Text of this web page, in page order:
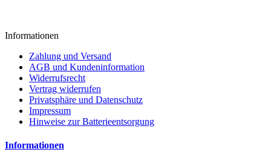
Informationen
Zahlung und Versand
AGB und Kundeninformation
Widerrufsrecht
Vertrag widerrufen
Privatsphäre und Datenschutz
Impressum
Hinweise zur Batterieentsorgung
Informationen